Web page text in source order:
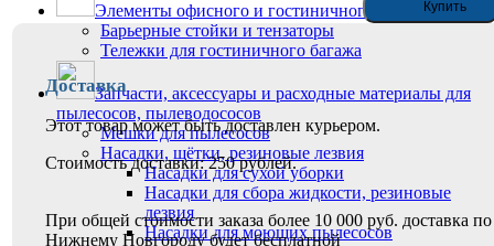
Элементы офисного и гостиничного интерьера
Барьерные стойки и тензаторы
Тележки для гостиничного багажа
Запчасти, аксессуары и расходные материалы для
пылесосов, пылеводососов
Мешки для пылесосов
Насадки, щётки, резиновые лезвия
Насадки для сухой уборки
Насадки для сбора жидкости, резиновые
лезвия
Насадки для моющих пылесосов
Доставка
Этот товар может быть доставлен курьером.
Стоимость доставки: 250 рублей.
При общей стоимости заказа более 10 000 руб. доставка по
Нижнему Новгороду будет бесплатной